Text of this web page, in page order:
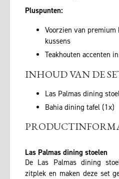
Pluspunten:
Voorzien van
kussens
Teakhouten accenten
INHOUD VAN DE
Las Palmas dining
Bahia dining tafel (1x)
Las Palmas dining stoelen
De Las Palmas dining
zitplek en maken deze set